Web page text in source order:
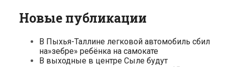
Новые публикации
В Пыхья-Таллине легковой автомобиль сбил
на»зебре» ребёнка на самокате
В выходные в центре Сыле будут